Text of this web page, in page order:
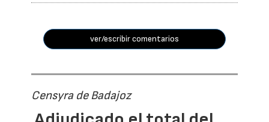
ver/escribir comentarios
Censyra de Badajoz